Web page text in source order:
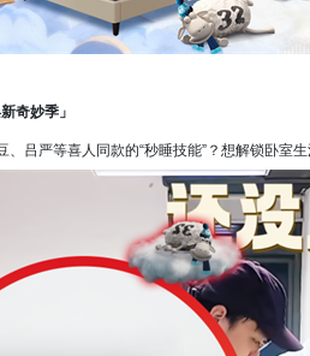
奇妙季」
吕严等喜人同款的“秒睡技能”？想解锁卧室